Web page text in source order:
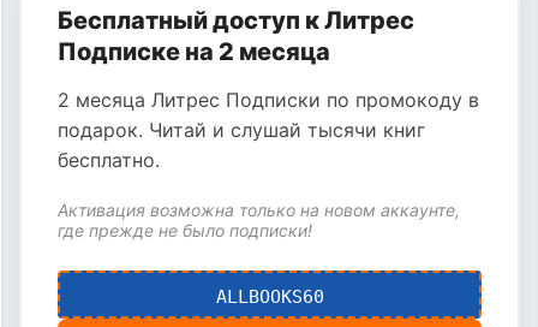
Бесплатный доступ к Литрес
Подписке на 2 месяца
2 месяца Литрес Подписки по промокоду в
подарок. Читай и слушай тысячи книг
бесплатно.
Активация возможна только на новом аккаунте,
где прежде не было подписки!
ALLBOOKS60